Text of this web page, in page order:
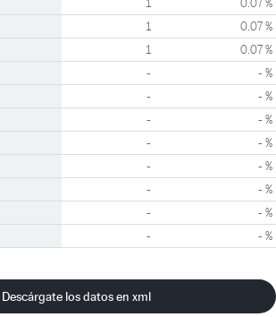
1 0.07 %
1 0.07 %
1 0.07 %
- - %
- - %
- - %
- - %
- - %
- - %
- - %
- - %
Descárgate los datos en xml